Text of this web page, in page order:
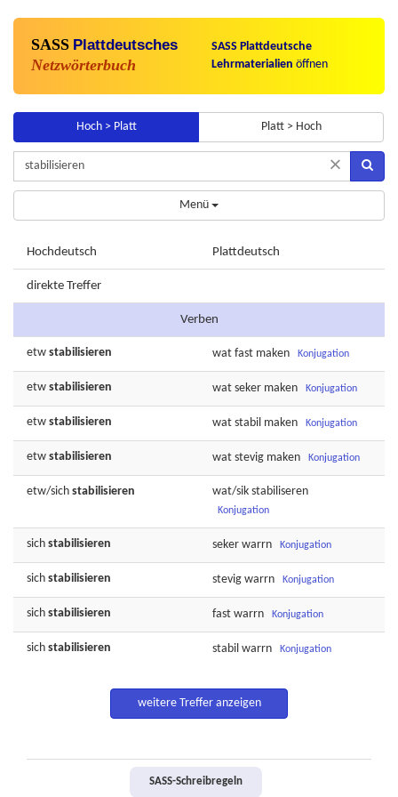
SASS Plattdeutsches
Netzwörterbuch
SASS Plattdeutsche
Lehrmaterialien öffnen
Hoch > Platt Platt > Hoch
×
Menü
Hochdeutsch Plattdeutsch
direkte Treffer
Verben
etw stabilisieren wat fast maken Konjugation
etw stabilisieren wat seker maken Konjugation
etw stabilisieren wat stabil maken Konjugation
etw stabilisieren wat stevig maken Konjugation
etw/sich stabilisieren wat/sik stabiliseren
Konjugation
sich stabilisieren seker warrn Konjugation
sich stabilisieren stevig warrn Konjugation
sich stabilisieren fast warrn Konjugation
sich stabilisieren stabil warrn Konjugation
weitere Treffer anzeigen
SASS-Schreibregeln